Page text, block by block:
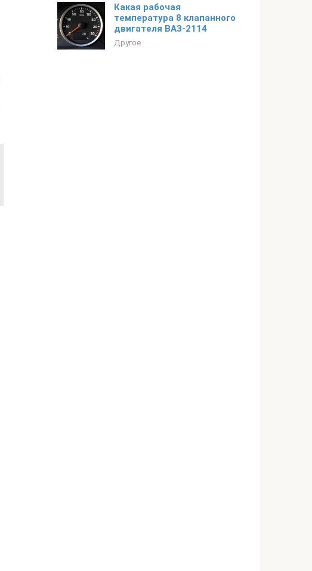
Какая рабочая
температура 8 клапанного
двигателя ВАЗ-2114
Другое